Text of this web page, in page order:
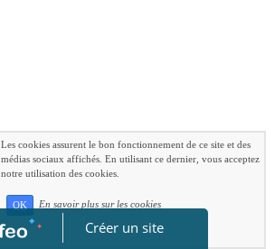
Créer un site
Les cookies assurent le bon fonctionnement de ce site et des
médias sociaux affichés. En utilisant ce dernier, vous acceptez
notre utilisation des cookies.
OK En savoir plus sur les cookies